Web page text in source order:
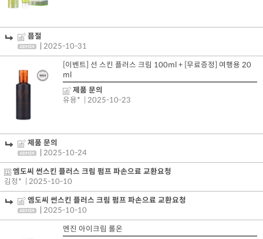
픔절
2025-10-31
[이벤트] 선 스킨 플러스 크림 100ml + [무료증정] 여행용 20
ml
제품 문의
유용*
| 2025-10-23
제품 문의
2025-10-24
엠도씨 썬스킨 플러스 크림 펌프 파손으료 교환요청
김정*
| 2025-10-10
엠도씨 썬스킨 플러스 크림 펌프 파손으료 교환요청
2025-10-10
멘진 아이크림 롤온